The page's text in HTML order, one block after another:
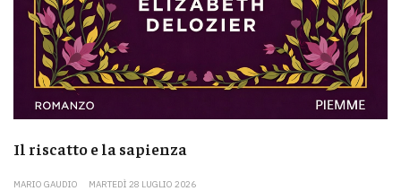
Il riscatto e la sapienza
MARIO GAUDIO MARTEDÌ 28 LUGLIO 2026